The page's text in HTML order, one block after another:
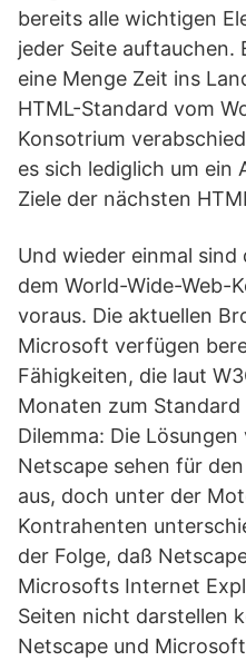
bereits alle wichtigen
jeder Seite auftauchen.
eine Menge Zeit ins
HTML-Standard vom
Konsotrium
es sich lediglich um ein
Ziele der nächsten
Und wieder einmal
dem World-Wide-Web-
voraus. Die aktuellen
Microsoft verfügen
Fähigkeiten, die laut
Monaten zum
Dilemma: Die
Netscape sehen für
aus, doch unter der
Kontrahenten
der Folge, daß
Microsofts Internet
Seiten nicht darstellen
Netscape und